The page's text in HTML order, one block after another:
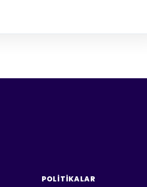
POLITIKALAR